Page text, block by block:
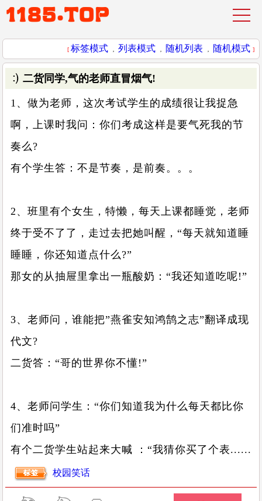
[ 标签模式 ， 列表模式 ， 随机列表 ， 随机模式 ]
二货同学,气的老师直冒烟气!
1、做为老师，这次考试学生的成绩很让我捉急
啊，上课时我问：你们考成这样是要气死我的节
奏么?
有个学生答：不是节奏，是前奏。。。
2、班里有个女生，特懒，每天上课都睡觉，老师
终于受不了了，走过去把她叫醒，“每天就知道睡
睡睡，你还知道点什么?”
那女的从抽屉里拿出一瓶酸奶：“我还知道吃呢!”
3、老师问，谁能把”燕雀安知鸿鹄之志”翻译成现
代文?
二货答：“哥的世界你不懂!”
4、老师问学生：“你们知道我为什么每天都比你
们准时吗”
有个二货学生站起来大喊 ：“我猜你买了个表......
校园笑话